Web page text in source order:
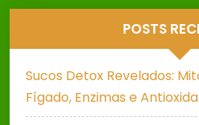
POSTS
Sucos Detox Revelados:
Fígado, Enzimas e